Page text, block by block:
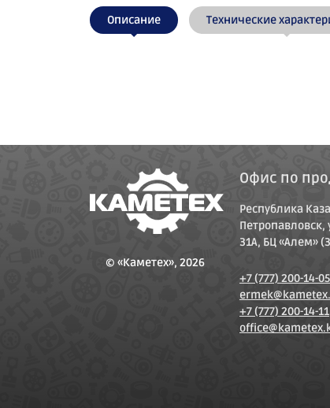
Описание Технические
© «Каметех», 2026
Офис по
Республика
Петропавловск,
31А, БЦ «Алем»
+7 (777) 200-14-05
+7 (777) 200-14-11